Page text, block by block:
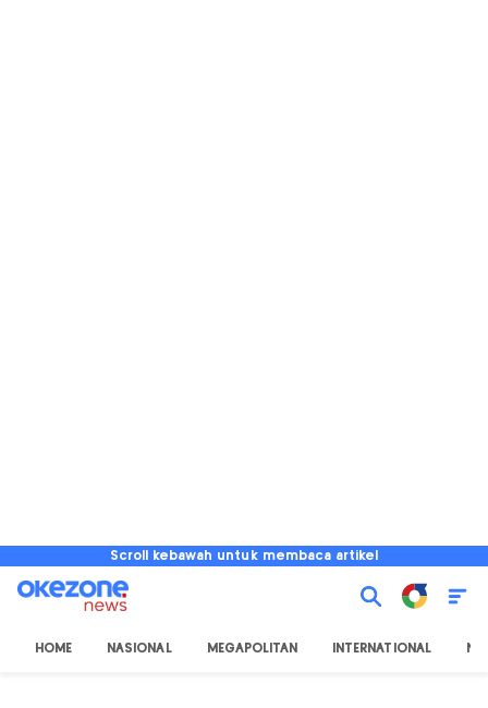
Scroll kebawah untuk membaca artikel
HOME NASIONAL MEGAPOLITAN INTERNATIONAL